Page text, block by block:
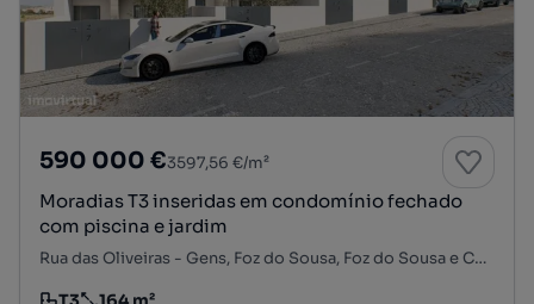
590 000 €3597,56 €/m²
Moradias T3 inseridas em condomínio fechado
com piscina e jardim
Rua das Oliveiras - Gens, Foz do Sousa, Foz do Sousa e Covelo, Gondomar, Porto